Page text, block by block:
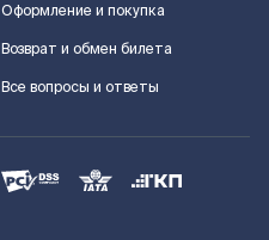
Оформление и покупка
Возврат и обмен билета
Все вопросы и ответы